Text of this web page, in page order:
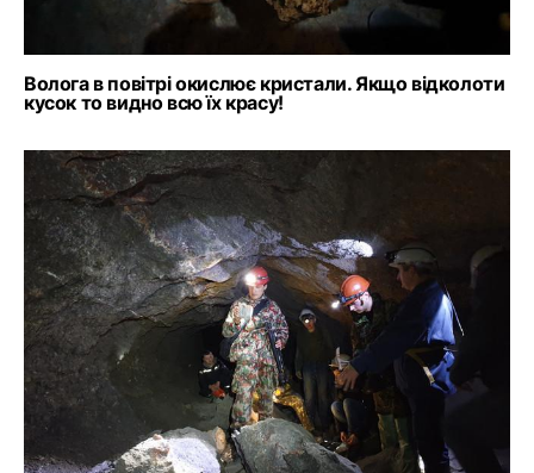
Волога в повітрі окислює кристали. Якщо відколоти
кусок то видно всю їх красу!